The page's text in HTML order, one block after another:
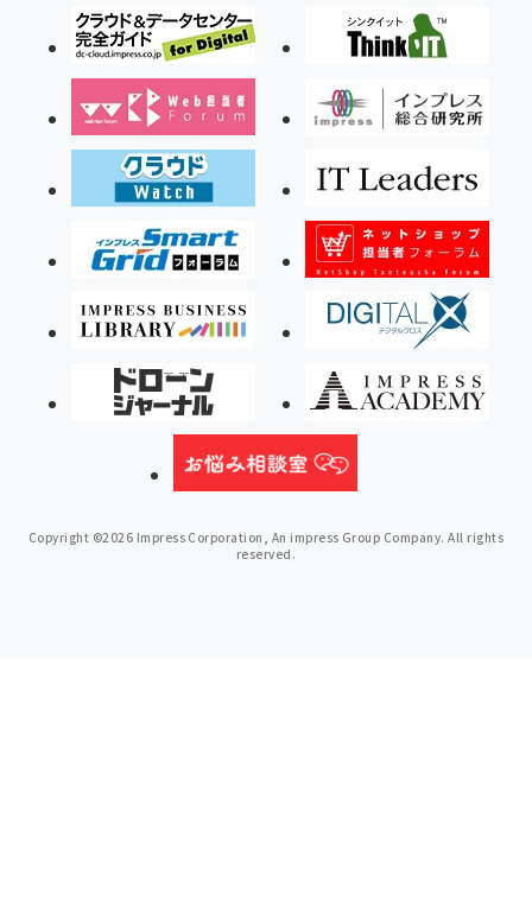
Copyright ©2026 Impress Corporation, An impress Group Company. All rights
reserved.